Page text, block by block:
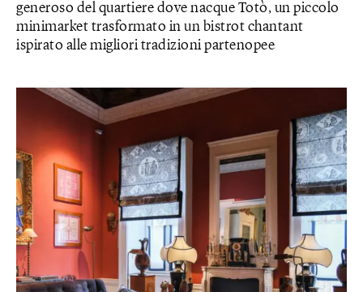
generoso del quartiere dove nacque Totò, un piccolo
minimarket trasformato in un bistrot chantant
ispirato alle migliori tradizioni partenopee